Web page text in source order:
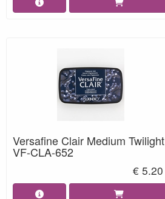
Versafine Clair Medium Twilight
VF-CLA-652
€ 5.20